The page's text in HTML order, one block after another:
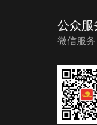
公众服
微信服